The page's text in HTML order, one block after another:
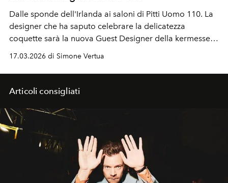
Dalle sponde dell'Irlanda ai saloni di Pitti Uomo 110. La
designer che ha saputo celebrare la delicatezza
coquette sarà la nuova Guest Designer della kermesse
tulle.
17.03.2026 di Simone Vertua
Articoli consigliati